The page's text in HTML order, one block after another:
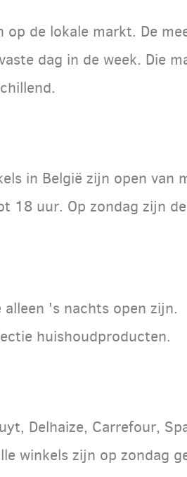
de lokale markt. De
dag in de week. Die
in België zijn open van
18 uur. Op zondag zijn
's nachts open zijn.
huishoudproducten.
Delhaize, Carrefour,
winkels zijn op zondag